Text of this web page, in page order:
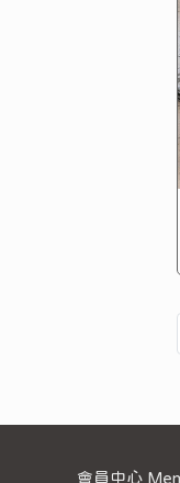
會員中心